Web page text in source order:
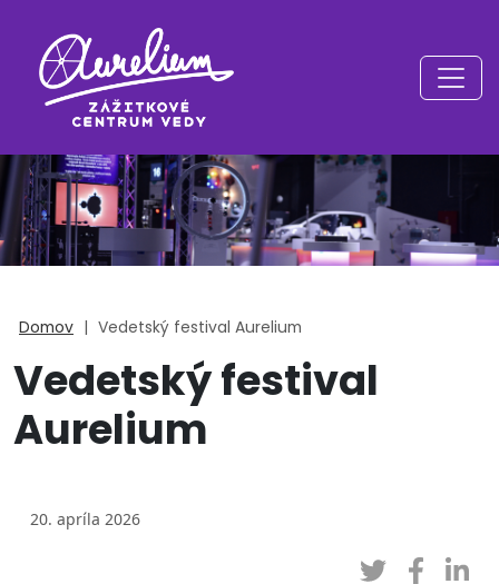
Domov | Vedetský festival Aurelium
Vedetský festival
Aurelium
20. apríla 2026